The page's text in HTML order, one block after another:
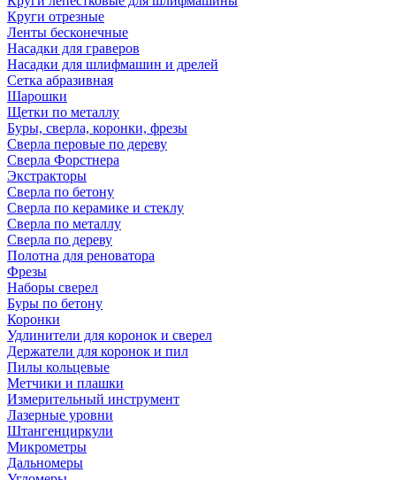
Круги отрезные
Ленты бесконечные
Насадки для граверов
Насадки для шлифмашин и дрелей
Сетка абразивная
Шарошки
Щетки по металлу
Буры, сверла, коронки, фрезы
Сверла перовые по дереву
Сверла Форстнера
Экстракторы
Сверла по бетону
Сверла по керамике и стеклу
Сверла по металлу
Сверла по дереву
Полотна для реноватора
Фрезы
Наборы сверел
Буры по бетону
Коронки
Удлинители для коронок и сверел
Держатели для коронок и пил
Пилы кольцевые
Метчики и плашки
Измерительный инструмент
Лазерные уровни
Штангенциркули
Микрометры
Дальномеры